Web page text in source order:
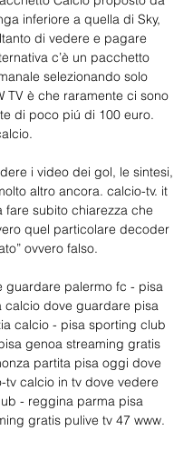
inferiore a quella di Sky,
di vedere e pagare
c’è un pacchetto
selezionando solo
TV è che raramente ci sono
di poco piú di 100 euro.
i video dei gol, le sintesi,
altro ancora. calcio-tv. it
fare subito chiarezza che
quel particolare decoder
ovvero falso.
guardare palermo fc - pisa
dove guardare pisa
calcio - pisa sporting club
genoa streaming gratis
partita pisa oggi dove
calcio in tv dove vedere
- reggina parma pisa
gratis pulive tv 47 www.